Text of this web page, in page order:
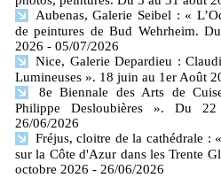
Aubenas, Galerie Seibel : «
de peintures de Bud Wehrheim.
2026 - 05/07/2026
Nice, Galerie Depardieu :
Lumineuses ». 18 juin au 1er Août
8e Biennale des Arts de
Philippe Desloubières ». Du
26/06/2026
Fréjus, cloitre de la cathédrale :
sur la Côte d'Azur dans les Trente
octobre 2026 - 26/06/2026